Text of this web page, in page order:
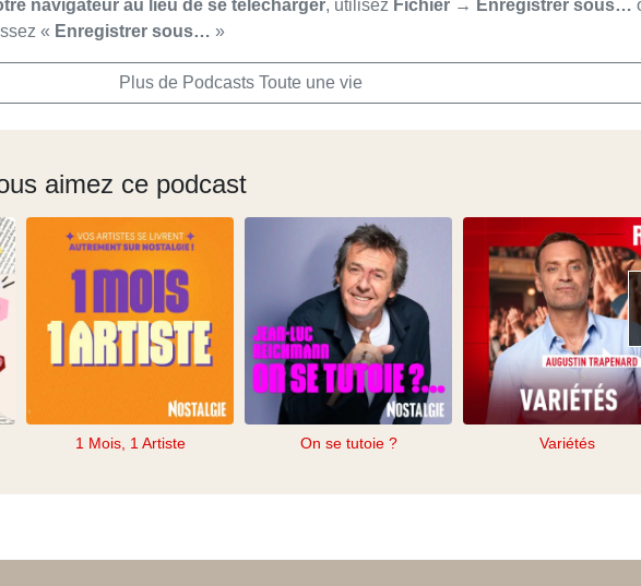
navigateur au lieu de se télécharger, utilisez Fichier → Enregistrer sous…
« Enregistrer sous… »
Plus de Podcasts Toute une vie
aimez ce podcast
1 Mois, 1 Artiste On se tutoie ? Variétés